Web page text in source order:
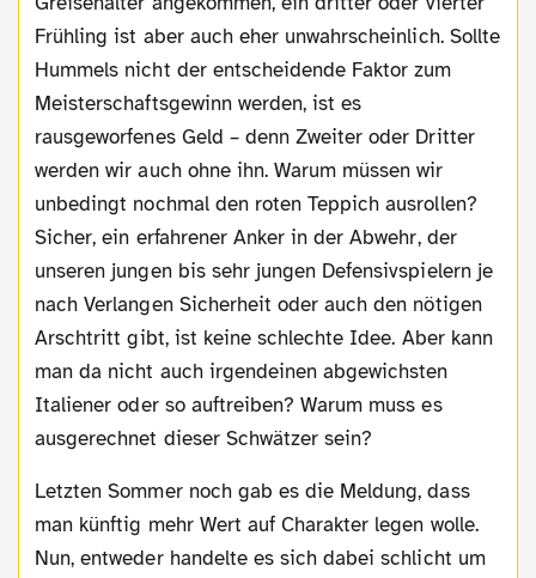
Frühling ist aber auch eher unwahrscheinlich. Sollte
Hummels nicht der entscheidende Faktor zum
Meisterschaftsgewinn werden, ist es
rausgeworfenes Geld – denn Zweiter oder Dritter
werden wir auch ohne ihn. Warum müssen wir
unbedingt nochmal den roten Teppich ausrollen?
Sicher, ein erfahrener Anker in der Abwehr, der
unseren jungen bis sehr jungen Defensivspielern je
nach Verlangen Sicherheit oder auch den nötigen
Arschtritt gibt, ist keine schlechte Idee. Aber kann
man da nicht auch irgendeinen abgewichsten
Italiener oder so auftreiben? Warum muss es
ausgerechnet dieser Schwätzer sein?
Letzten Sommer noch gab es die Meldung, dass
man künftig mehr Wert auf Charakter legen wolle.
Nun, entweder handelte es sich dabei schlicht um